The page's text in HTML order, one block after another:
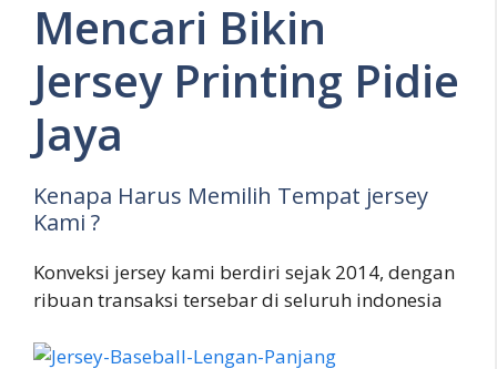
Mencari Bikin
Jersey Printing Pidie
Jaya
Kenapa Harus Memilih Tempat jersey
Kami ?
Konveksi jersey kami berdiri sejak 2014, dengan
ribuan transaksi tersebar di seluruh indonesia